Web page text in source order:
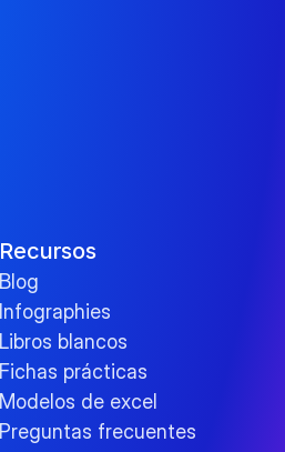
Recursos
Blog
Infographies
Libros blancos
Fichas prácticas
Modelos de excel
Preguntas frecuentes